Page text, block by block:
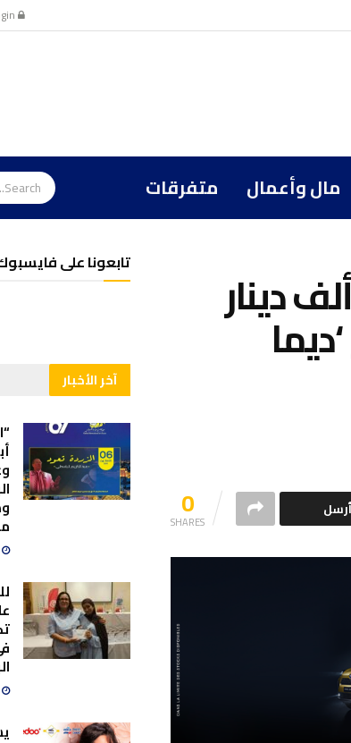
مال وأعمال متفرقات
بسبب مضامين جنسية:خطية مالية بـ20 ألف دينار
0
SHARES
أرسل
تابعونا على
آخر الأخبار